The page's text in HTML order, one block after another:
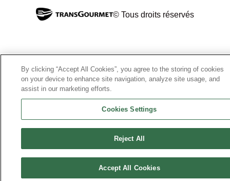
© Tous droits réservés
By clicking “Accept All Cookies”, you agree to the storing of cookies
on your device to enhance site navigation, analyze site usage, and
assist in our marketing efforts.
Cookies Settings
Reject All
Accept All Cookies